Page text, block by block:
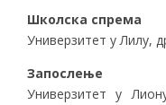
Школска спрема
Универзитет у Лилу,
Запослење
Универзитет у